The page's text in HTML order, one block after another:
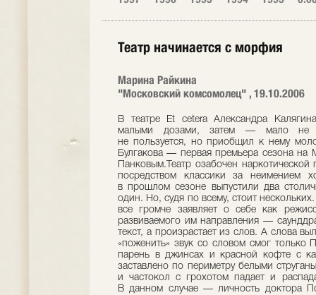
Театр начинается с морфия
Марина Райкина
"Московский комсомолец" , 19.10.2006
В театре Et cetera Александра
малыми дозами, затем — мало не
не пользуется, но приобщил к нему
Булгакова — первая премьера сезона
Панковым.Театр озабочен
посредством классики за неимением
в прошлом сезоне выпустили два
один. Но, судя по всему, стоит
все громче заявляет о себе как
развиваемого им направления —
текст, а произрастает из слов. А слова
«поженить» звук со словом смог только
парень в джинсах и красной кофте с
заставлено по периметру белыми
и частокол с грохотом падает и
В данном случае — личность доктора